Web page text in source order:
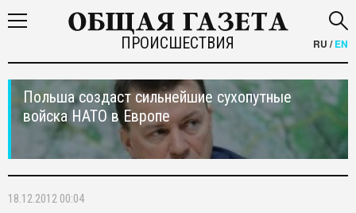
ПРОИСШЕСТВИЯ RU /EN
Польша создаст сильнейшие сухопутные
войска НАТО в Европе
18.12.2012 00:04